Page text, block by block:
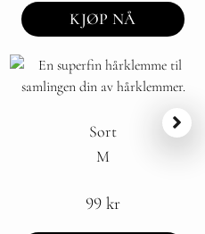
KJØP NÅ
Sort
M
99 kr